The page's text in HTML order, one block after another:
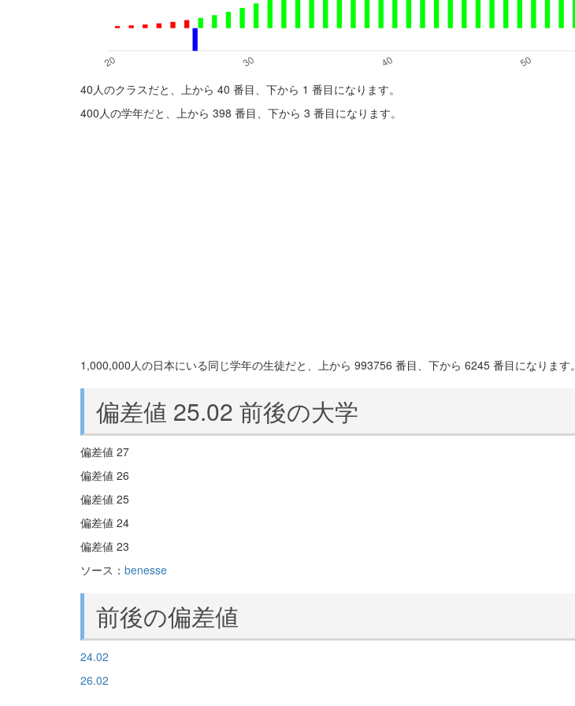
40人のクラスだと、上から 40 番目、下から 1 番目になります。
400人の学年だと、上から 398 番目、下から 3 番目になります。
1,000,000人の日本にいる同じ学年の生徒だと、上から 993756 番目、下から 6245 番目になります。
偏差値 25.02 前後の大学
偏差値 27
偏差値 26
偏差値 25
偏差値 24
偏差値 23
ソース： benesse
前後の偏差値
24.02
26.02